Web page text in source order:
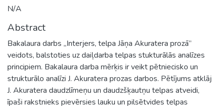
N/A
Abstract
Bakalaura darbs „Interjers, telpa Jāņa Akuratera prozā”
veidots, balstoties uz daiļdarba telpas stukturālās analīzes
principiem. Bakalaura darba mērķis ir veikt pētniecisko un
strukturālo analīzi J. Akuratera prozas darbos. Pētījums atklāj
J. Akuratera daudzlīmeņu un daudzšķautņu telpas atveidi,
īpaši rakstnieks pievērsies lauku un pilsētvides telpas